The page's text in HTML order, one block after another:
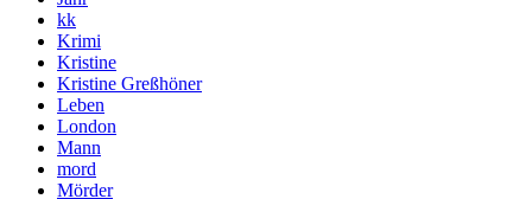
kk
Krimi
Kristine
Kristine Greßhöner
Leben
London
Mann
mord
Mörder